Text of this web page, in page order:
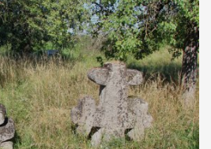
обгризають, бо то улюблений
Голубечому ціла колекція
Село відносно невелике, […]